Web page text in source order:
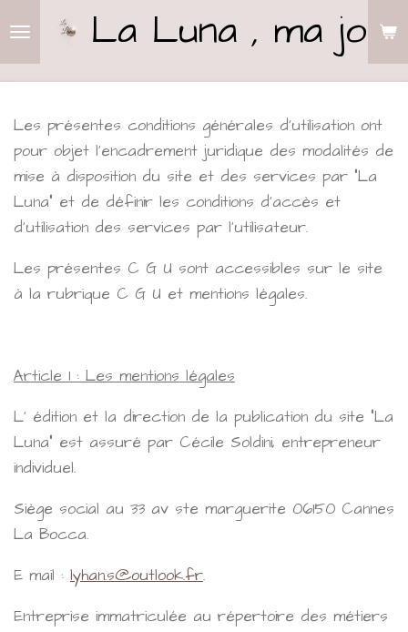
LaLuna , ma
Les présentes conditions générales d'utilisation ont
pour objet l'encadrement juridique des modalités de
mise à disposition du site et des services par "La
Luna" et de définir les conditions d'accès et
d'utilisation des services par l'utilisateur.
Les présentes C G U sont accessibles sur le site
à la rubrique C G U et mentions légales.
Article 1 : Les mentions légales
L' édition et la direction de la publication du site "La
Luna" est assuré par Cécile Soldini, entrepreneur
individuel.
Siège social au 33 av ste marguerite 06150 Cannes
La Bocca.
E mail : lyhan.s@outlook.fr.
Entreprise immatriculée au répertoire des métiers